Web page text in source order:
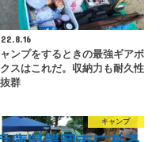
ンプをするときの最強ギアボ
スはこれだ。収納力も耐久性
群
キャンプ